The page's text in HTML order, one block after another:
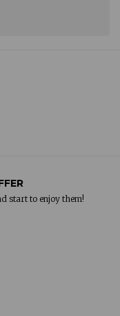
start to enjoy them!